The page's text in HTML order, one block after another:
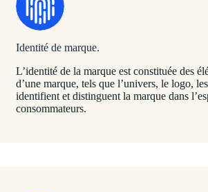
Identité de marque.
L’identité de la marque est constituée des
d’une marque, tels que l’univers, le logo,
identifient et distinguent la marque dans
consommateurs.